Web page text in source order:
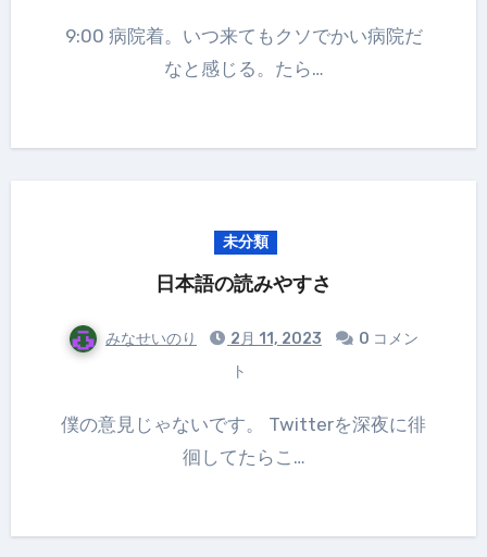
9:00 病院着。いつ来てもクソでかい病院だ
なと感じる。たら…
未分類
日本語の読みやすさ
みなせいのり 2月 11, 2023
0 コメン
ト
僕の意見じゃないです。 Twitterを深夜に徘
徊してたらこ…